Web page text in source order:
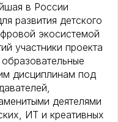
в России
развития детского
экосистемой
участники проекта
дисциплинам под
деятелями
ИТ и креативных